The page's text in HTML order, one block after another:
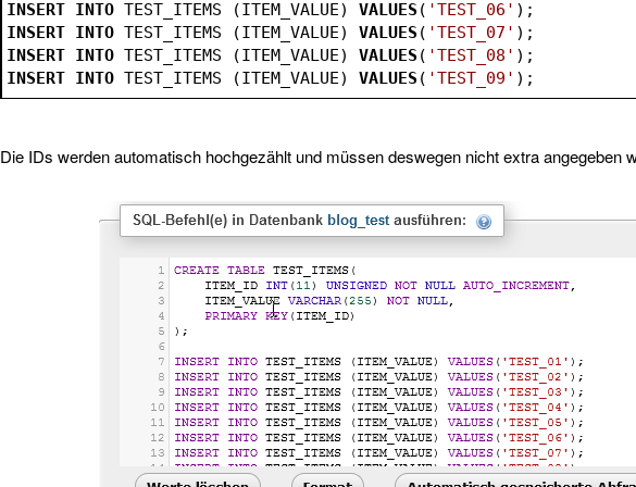
INSERT INTO TEST_ITEMS (ITEM_VALUE) VALUES ( 'TEST_06' );
INSERT INTO TEST_ITEMS (ITEM_VALUE) VALUES ( 'TEST_07' );
INSERT INTO TEST_ITEMS (ITEM_VALUE) VALUES ( 'TEST_08' );
INSERT INTO TEST_ITEMS (ITEM_VALUE) VALUES ( 'TEST_09' );
Die IDs werden automatisch hochgezählt und müssen deswegen nicht extra angegeben